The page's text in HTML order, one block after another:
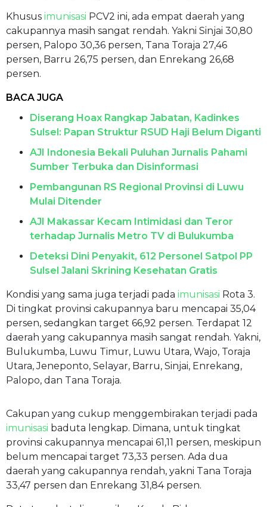
Khusus imunisasi PCV2 ini, ada empat daerah yang
cakupannya masih sangat rendah. Yakni Sinjai 30,80
persen, Palopo 30,36 persen, Tana Toraja 27,46
persen, Barru 26,75 persen, dan Enrekang 26,68
persen.
BACA JUGA
Diserang Hoax Rangkap Jabatan, Kadinkes
Sulsel: Papan Struktur RSUD Haji Belum Diganti
AJI Indonesia Bekali Puluhan Jurnalis Pahami
Sumber Terbuka dan Disinformasi
Pembangunan RS Regional Provinsi di Luwu
Mulai Ditender
AJI Makassar Kecam Intimidasi dan Teror
terhadap Jurnalis Metro TV di Bulukumba
Deteksi Dini Penyakit, 612 Personel Satpol PP
Sulsel Jalani Skrining Kesehatan Gratis
Kondisi yang sama juga terjadi pada imunisasi Rota 3.
Di tingkat provinsi cakupannya baru mencapai 35,04
persen, sedangkan target 66,92 persen. Terdapat 12
daerah yang cakupannya masih sangat rendah. Yakni,
Bulukumba, Luwu Timur, Luwu Utara, Wajo, Toraja
Utara, Jeneponto, Selayar, Barru, Sinjai, Enrekang,
Palopo, dan Tana Toraja.
Cakupan yang cukup menggembirakan terjadi pada
imunisasi baduta lengkap. Dimana, untuk tingkat
provinsi cakupannya mencapai 61,11 persen, meskipun
belum mencapai target 73,33 persen. Ada dua
daerah yang cakupannya rendah, yakni Tana Toraja
33,47 persen dan Enrekang 31,84 persen.